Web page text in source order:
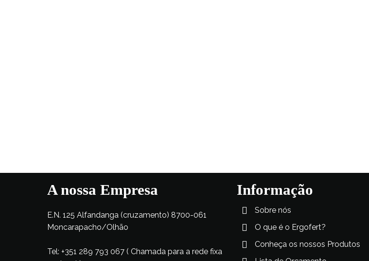
A nossa Empresa
E.N. 125 Alfandanga (cruzamento) 8700-061
Moncarapacho/Olhão
Tel: +351 289 793 067 ( Chamada para a rede fixa
Informação
Sobre nós
O que é o Ergofert?
Conheça os nossos Produtos